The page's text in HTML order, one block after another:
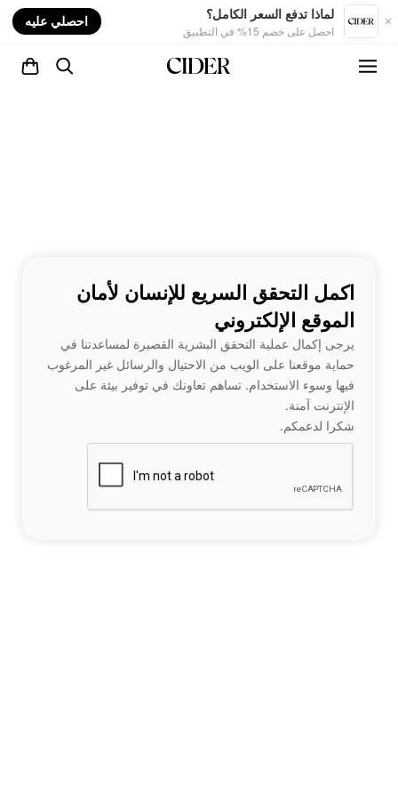
لماذا تدفع السعر الكامل؟
احصل على خصم 15% في التطبيق
احصلي عليه
اكمل التحقق السريع للإنسان لأمان
الموقع الإلكتروني
يرجى إكمال عملية التحقق البشرية القصيرة لمساعدتنا في
حماية موقعنا على الويب من الاحتيال والرسائل غير المرغوب
فيها وسوء الاستخدام. تساهم تعاونك في توفير بيئة على
الإنترنت آمنة.
شكرا لدعمكم.